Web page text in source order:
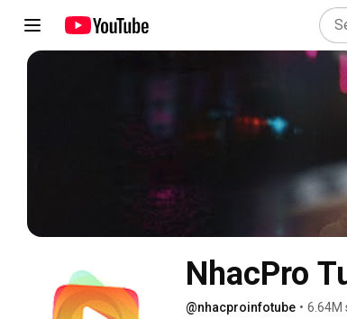
NhacPro
@nhacproinfotube • 6.64M